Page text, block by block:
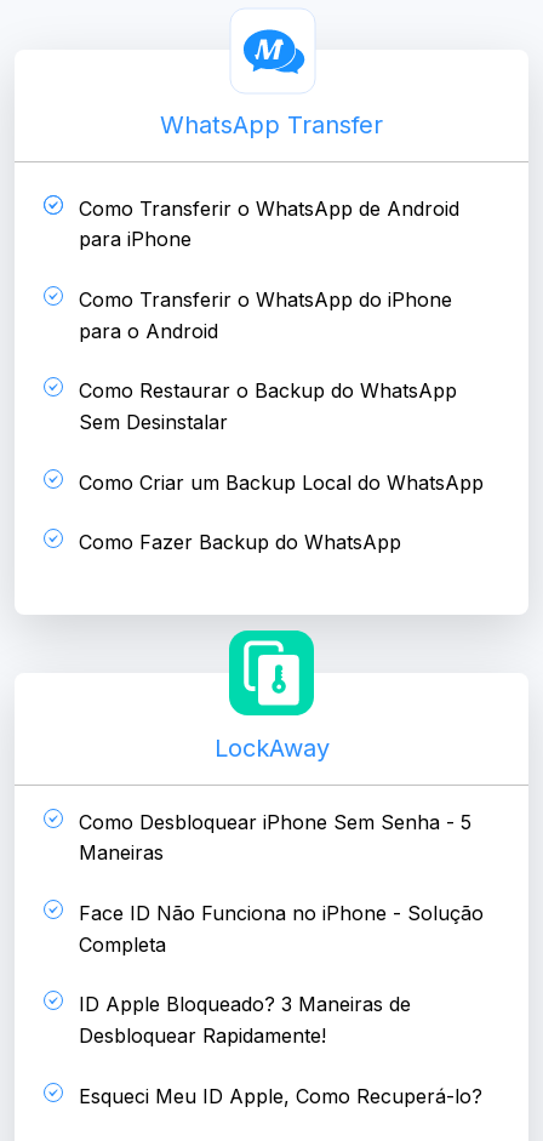
WhatsApp Transfer
Como Transferir o WhatsApp de Android
para iPhone
Como Transferir o WhatsApp do iPhone
para o Android
Como Restaurar o Backup do WhatsApp
Sem Desinstalar
Como Criar um Backup Local do WhatsApp
Como Fazer Backup do WhatsApp
LockAway
Como Desbloquear iPhone Sem Senha - 5
Maneiras
Face ID Não Funciona no iPhone - Solução
Completa
ID Apple Bloqueado? 3 Maneiras de
Desbloquear Rapidamente!
Esqueci Meu ID Apple, Como Recuperá-lo?